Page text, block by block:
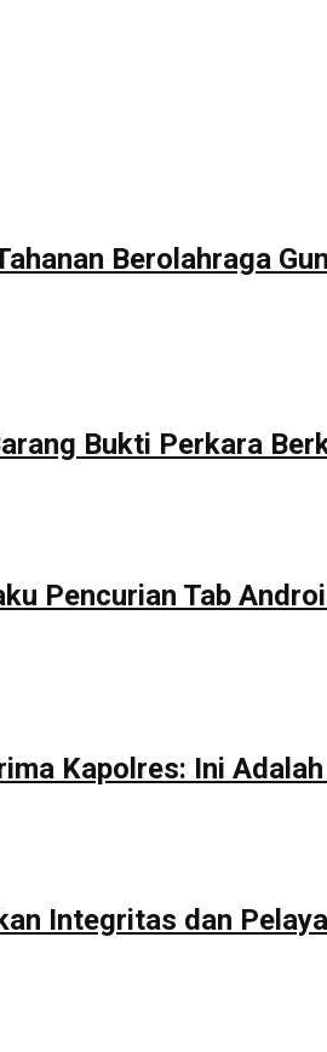
Berolahraga
Bukti Perkara
Pencurian Tab
Kapolres: Ini
Integritas dan